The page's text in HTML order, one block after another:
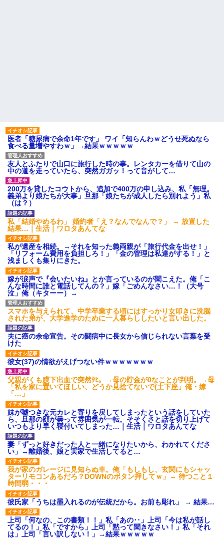
医者「糖尿病で余命1年です」 ワイ「知らんわｗどうせ死ぬなら
食べる量増やすわｗ」→結果ｗｗｗｗｗ
友人とふたりで山口に旅行した時の事。レンタカーを借りて山の
中の道を走っていたら、突然ガガッ！って音がして…
200万を貸したコウトから、追加で400万の申し込み、私「無理。
義弟より娘たちが大事」旦那「娘たちが成人したら別れよう」私
（は？）
私「結婚やめるわ」 婚約者「え？なんでなんで？」 → 放置した
結果…｜生活｜ワロタあんてな
私が遺産を相続。→それを知った義両親が「旅行代金を出せ！」
「リフォーム費用を負担しろ！」「金の管理は私達がする！」と
浅ましくも集りにきた。
嫁が涙声で『会いたいね』とか言っているのが聞こえた。俺「こ
んな時間に誰と電話してんの？」嫁「ごめんなさい…！（大号
泣」俺（キターー）→
スマホを与えられて、中学卒業する頃にはすっかり女叩きに洗脳
された弟が、大学進学のために一人暮らししたいと言い出した。
夫に癌の余命宣告。その闘病中に長女から信じられない言葉を受
けた
彼女(37)の情欲がえげつない件ｗｗｗｗｗｗｗ
父親がくも膜下出血で突然ﾀﾋ。→母の貯金が0なことが判明。→母
「私を家に置いてほしい、どうか見捨てないで(土下座」俺・嫁
「…」
妹が嘘つきな元カレと寄りを戻してしまったという話をしていた
ら、旦那の顔が曇って雰囲気が一転。そそくさと話を切り上げて
いつもより早く寝付いてしまった…｜生活｜ワロタあんてな
妻「ずっと好きだった人と一緒になりたいから、わかれてくださ
い」→離婚後、娘と実家で生活してると…
我が家のガレージに見知らぬ車。俺「もしもし、玄関にもシャッ
ターリモコンあるだろ？DOWNのボタン押してｗ」→ 待つこと１
時間弱・・・
彼氏家「うちは墨入れるのが伝統だから。お前も彫れ」 → 結果…
上司「何なの、この書類！！」私「あの‥」上司「今は私が話し
てるの！」私「ですから」上司「黙って聞きなさい！」私「それ
は」上司「言い訳しない！」→結果ｗｗｗｗｗ